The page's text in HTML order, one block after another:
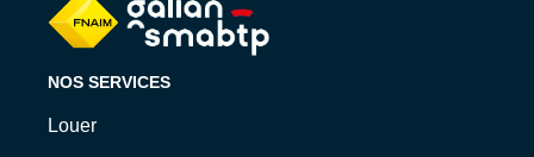
NOS SERVICES
Louer